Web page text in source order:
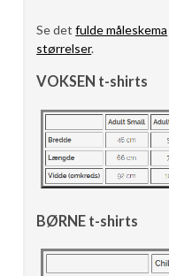
Se detfulde måleskema
størrelser.
VOKSEN t-shirts
BØRNE t-shirts